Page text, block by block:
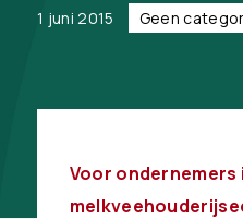
1 juni 2015 Geen
Voor ondernemers